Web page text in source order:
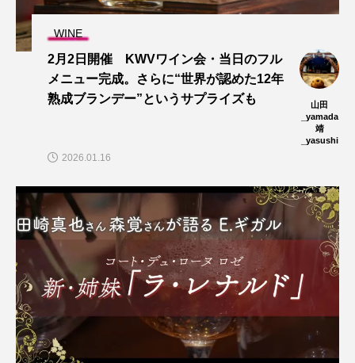
WINE
2月2日開催 KWVワイン会・当日のフル
メニュー完成。さらに“世界が認めた12年
熟成ブランデー”というサプライズも
山田
_yamada
靖
_yasushi
2026.01.16